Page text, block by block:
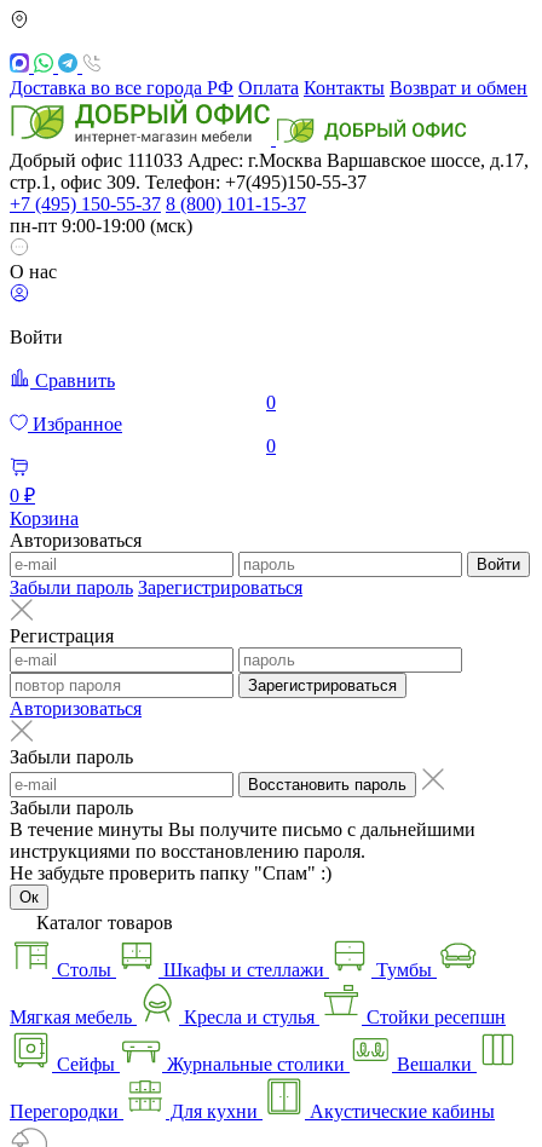
Доставка во все города РФ Оплата Контакты Возврат и обмен
Добрый офис 111033 Адрес: г.Москва Варшавское шоссе, д.17,
стр.1, офис 309. Телефон: +7(495)150-55-37
+7 (495) 150-55-37 8 (800) 101-15-37
пн-пт 9:00-19:00 (мск)
О нас
Войти
Сравнить
0
Избранное
0
0 ₽
Корзина
Авторизоваться
Войти
Забыли пароль Зарегистрироваться
Регистрация
Зарегистрироваться
Авторизоваться
Забыли пароль
Восстановить пароль
Забыли пароль
В течение минуты Вы получите письмо с дальнейшими
инструкциями по восстановлению пароля.
Не забудьте проверить папку "Спам" :)
Ок
Каталог товаров
Столы Шкафы и стеллажи Тумбы
Мягкая мебель Кресла и стулья Стойки ресепшн
Сейфы Журнальные столики Вешалки
Перегородки Для кухни Акустические кабины